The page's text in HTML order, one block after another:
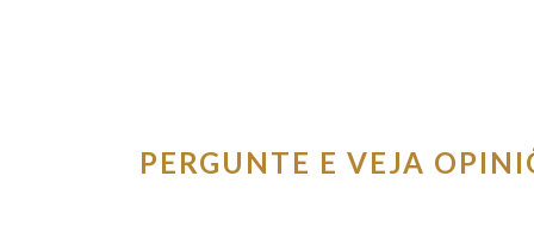
PERGUNTE E VEJA